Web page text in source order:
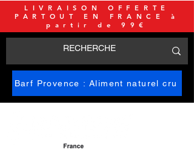
Barf Provence : Aliment naturel cru
LIVRAISON OFFERTE
PARTOUT EN FRANCE à
partir de 99€